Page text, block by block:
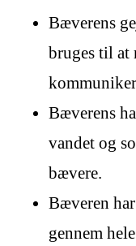
Bæverens
bruges til at
Bæverens
vandet og
bævere.
Bæveren
gennem